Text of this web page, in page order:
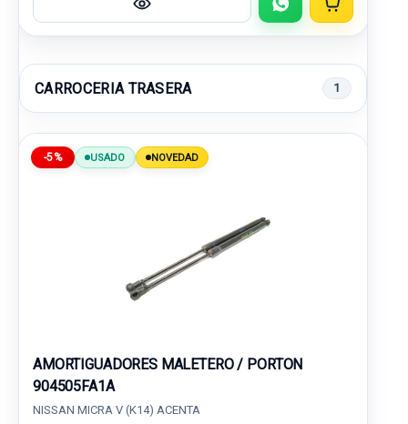
CARROCERIA TRASERA 1
-5% USADO NOVEDAD
AMORTIGUADORES MALETERO / PORTON
904505FA1A
NISSAN MICRA V (K14) ACENTA